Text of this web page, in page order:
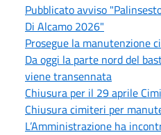
Pubblicato avviso
Di Alcamo 2026"
Prosegue la manutenzione
Da oggi la parte nord del
viene transennata
Chiusura per il 29 aprile
Chiusura cimiteri per
L’Amministrazione ha